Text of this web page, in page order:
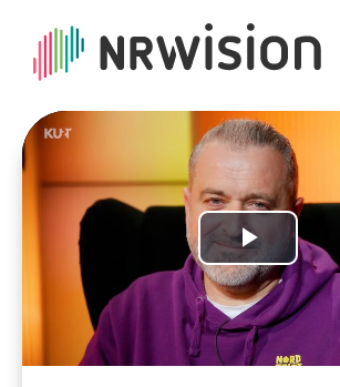
Play
Video